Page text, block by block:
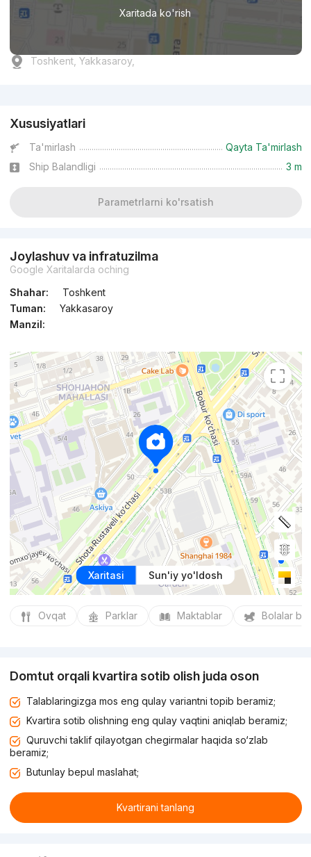
Xaritada ko'rish
Toshkent, Yakkasaroy,
Xususiyatlari
Ta'mirlash
Qayta Ta'mirlash
Ship Balandligi
3 m
Parametrlarni ko'rsatish
Joylashuv va infratuzilma
Google Xaritalarda oching
Shahar:
Toshkent
Tuman:
Yakkasaroy
Manzil:
Xaritasi Sun'iy yo'ldosh
Ovqat Parklar Maktablar Bolalar
Domtut orqali kvartira sotib olish juda oson
Talablaringizga mos eng qulay variantni topib beramiz;
Kvartira sotib olishning eng qulay vaqtini aniqlab beramiz;
Quruvchi taklif qilayotgan chegirmalar haqida so‘zlab
beramiz;
Butunlay bepul maslahat;
Kvartirani tanlang